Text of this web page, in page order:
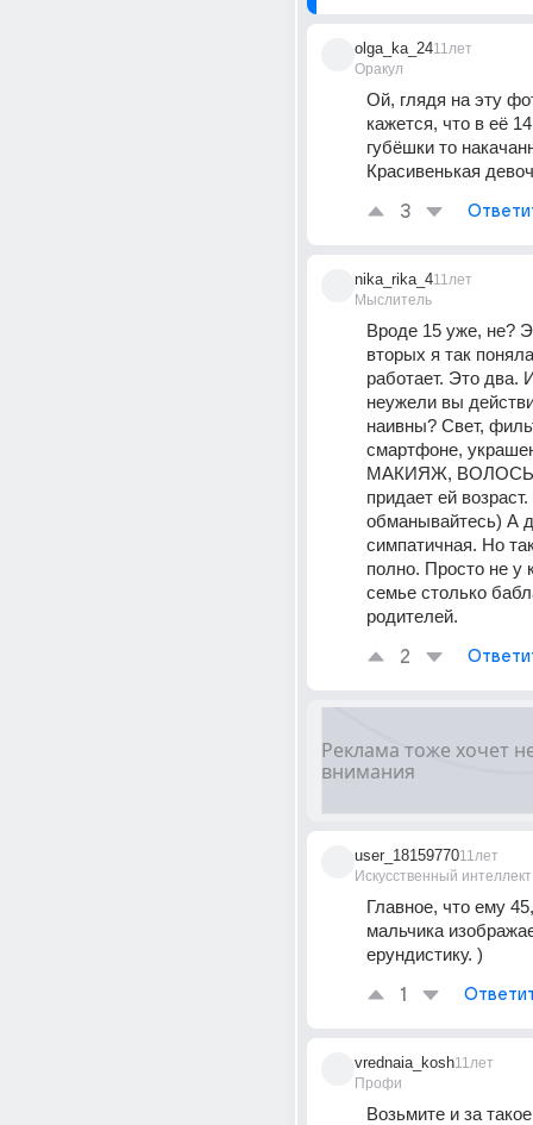
olga_ka_24
Оракул
11лет
Ой, глядя на эту
кажется, что в её
губёшки то
Красивенькая
3
nika_rika_4
Мыслитель
11лет
Вроде 15 уже, не?
вторых я так
работает. Это два.
неужели вы
наивны? Свет,
смартфоне,
МАКИЯЖ, ВОЛОСЫ.
придает ей
обманывайтесь) А
симпатичная. Но
полно. Просто не у
семье столько
родителей.
2
user_18159770
Искусственный интеллект
11лет
Главное, что ему
мальчика
ерундистику. )
1
vrednaia_kosh
Профи
11лет
Возьмите и за